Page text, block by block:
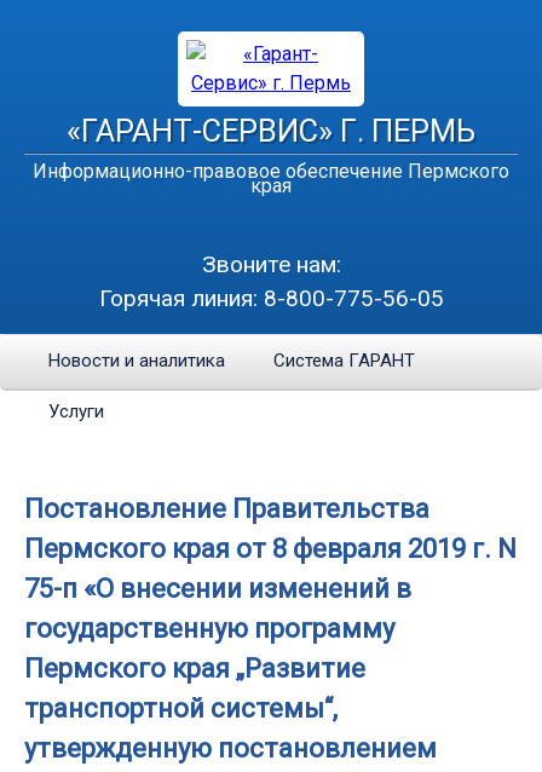
«ГАРАНТ-СЕРВИС» Г. ПЕРМЬ
Информационно-правовое обеспечение Пермского
края
Звоните нам:
Горячая линия: 8-800-775-56-05
Новости и аналитика Система ГАРАНТ
Услуги
Постановление Правительства
Пермского края от 8 февраля 2019 г. N
75-п «О внесении изменений в
государственную программу
Пермского края „Развитие
транспортной системы“,
утвержденную постановлением